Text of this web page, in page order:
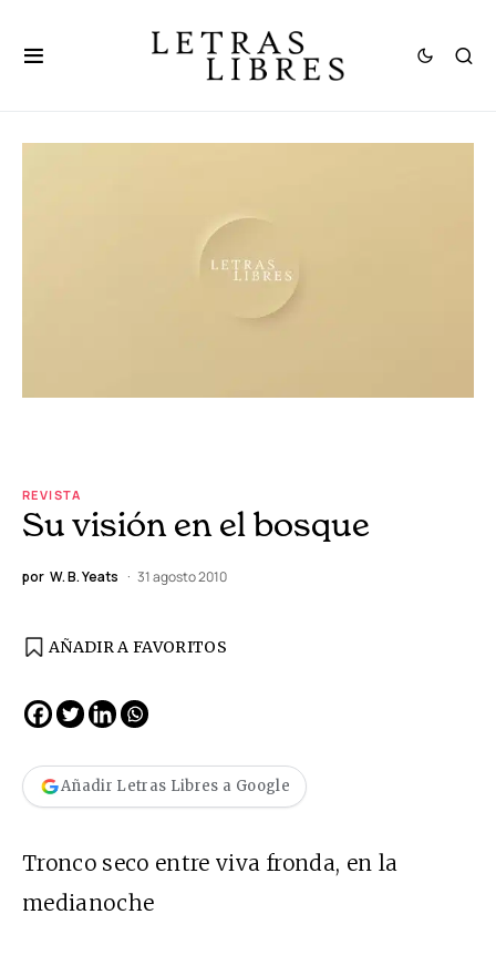
REVISTA
Su visión en el bosque
por W. B. Yeats 31 agosto 2010
AÑADIR A FAVORITOS
Añadir Letras Libres a Google
Tronco seco entre viva fronda, en la
medianoche